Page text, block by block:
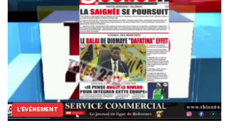
L'ÉVÉNEMENT